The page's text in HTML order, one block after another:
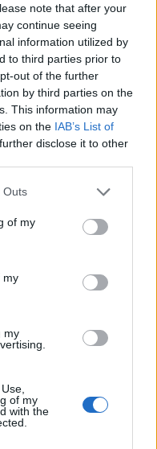
note that after your
continue seeing
information utilized by
to third parties prior to
out of the further
by third parties on the
This information may
on the IAB’s List of
disclose it to other
one or more Google
You may click to
its third-party tags to
in below Google
Outs
of my
my
my
of my
with the
informations sur les
ne peuvent pas être
depuis la fin du
survenue avant l’âge
du droit à
personnelles est
règles relatives à
des droits des